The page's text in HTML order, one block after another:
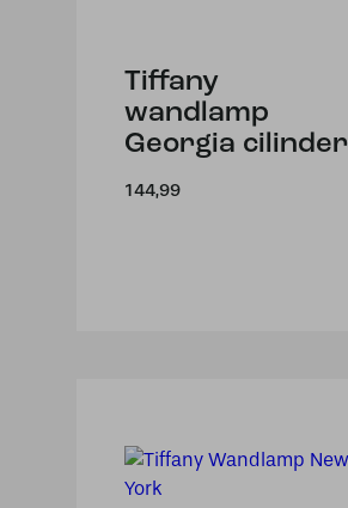
Tiffany
wandlamp
Georgia cilinder
144,99